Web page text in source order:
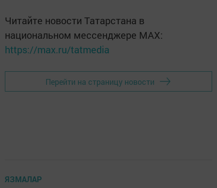
Читайте новости Татарстана в
национальном мессенджере MАХ:
https://max.ru/tatmedia
Перейти на страницу новости
ЯЗМАЛАР